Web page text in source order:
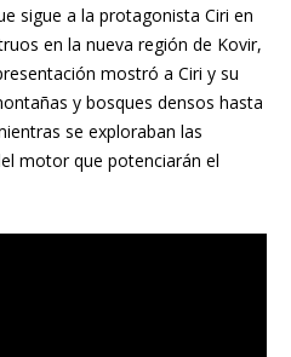
sigue a la protagonista Ciri en
en la nueva región de Kovir,
mostró a Ciri y su
y bosques densos hasta
se exploraban las
motor que potenciarán el